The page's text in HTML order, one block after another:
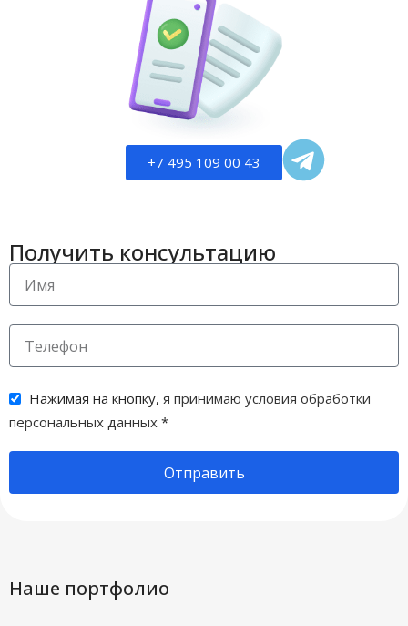
+7 495 109 00 43
Получить консультацию
Нажимая на кнопку, я принимаю условия обработки
персональных данных *
Отправить
Наше портфолио